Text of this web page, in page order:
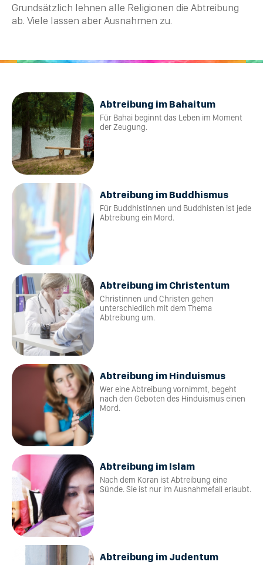
Grundsätzlich lehnen alle Religionen die Abtreibung
ab. Viele lassen aber Ausnahmen zu.
Abtreibung im Bahaitum
Für Bahai beginnt das Leben im Moment
der Zeugung.
Abtreibung im Buddhismus
Für Buddhistinnen und Buddhisten ist jede
Abtreibung ein Mord.
Abtreibung im Christentum
Christinnen und Christen gehen
unterschiedlich mit dem Thema
Abtreibung um.
Abtreibung im Hinduismus
Wer eine Abtreibung vornimmt, begeht
nach den Geboten des Hinduismus einen
Mord.
Abtreibung im Islam
Nach dem Koran ist Abtreibung eine
Sünde. Sie ist nur im Ausnahmefall erlaubt.
Abtreibung im Judentum